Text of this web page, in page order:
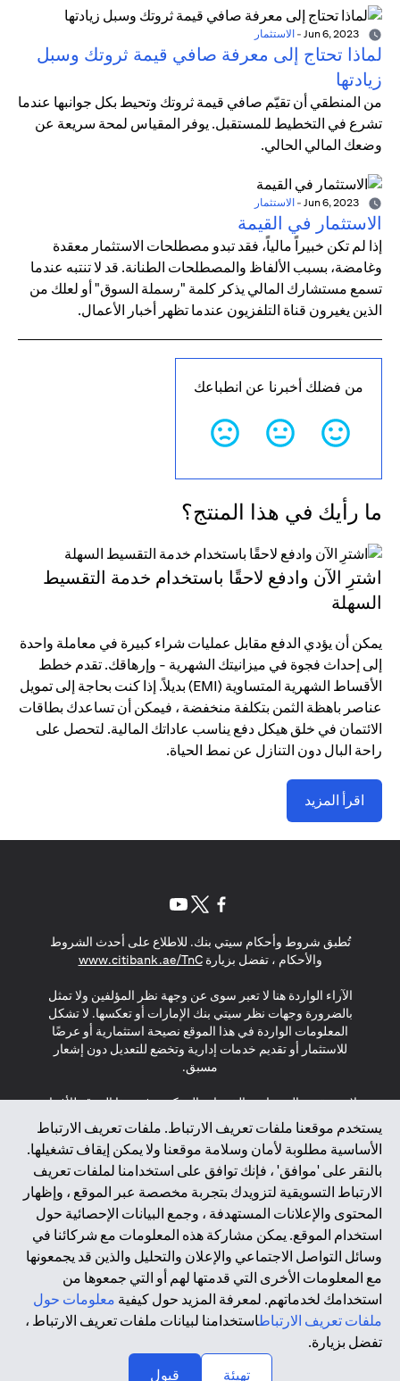
- الاستثمار
لماذا تحتاج إلى معرفة صافي قيمة ثروتك وسبل
زيادتها
من المنطقي أن تقيّم صافي قيمة ثروتك وتحيط بكل جوانبها عندما
تشرع في التخطيط للمستقبل. يوفر المقياس لمحة سريعة عن
وضعك المالي الحالي.
- الاستثمار
الاستثمار في القيمة
إذا لم تكن خبيراً مالياً، فقد تبدو مصطلحات الاستثمار معقدة
وغامضة، بسبب الألفاظ والمصطلحات الطنانة. قد لا تنتبه عندما
تسمع مستشارك المالي يذكر كلمة "رسملة السوق" أو لعلك من
الذين يغيرون قناة التلفزيون عندما تظهر أخبار الأعمال.
من فضلك أخبرنا عن انطباعك
ما رأيك في هذا المنتج؟
اشترِ الآن وادفع لاحقًا باستخدام خدمة التقسيط
السهلة
يمكن أن يؤدي الدفع مقابل عمليات شراء كبيرة في معاملة واحدة
إلى إحداث فجوة في ميزانيتك الشهرية - وإرهاقك. تقدم خطط
الأقساط الشهرية المتساوية (EMI) بديلاً. إذا كنت بحاجة إلى تمويل
عناصر باهظة الثمن بتكلفة منخفضة ، فيمكن أن تساعدك بطاقات
الائتمان في خلق هيكل دفع يناسب عاداتك المالية. لتحصل على
راحة البال دون التنازل عن نمط الحياة.
اقرأ المزيد
يستخدم موقعنا ملفات تعريف الارتباط. ملفات تعريف الارتباط
الأساسية مطلوبة لأمان وسلامة موقعنا ولا يمكن إيقاف تشغيلها.
بالنقر على 'موافق' ، فإنك توافق على استخدامنا لملفات تعريف
الارتباط التسويقية لتزويدك بتجربة مخصصة عبر الموقع ، وإظهار
المحتوى والإعلانات المستهدفة ، وجمع البيانات الإحصائية حول
استخدام الموقع. يمكن مشاركة هذه المعلومات مع شركائنا في
وسائل التواصل الاجتماعي والإعلان والتحليل والذين قد يجمعونها
مع المعلومات الأخرى التي قدمتها لهم أو التي جمعوها من
استخدامك لخدماتهم. لمعرفة المزيد حول كيفية معلومات حول
ملفات تعريف الارتباطاستخدامنا لبيانات ملفات تعريف الارتباط ،
تفضل بزيارة.
تهيئة
قبول
تُطبق شروط وأحكام سيتي بنك. للاطلاع على أحدث الشروط
والأحكام ، تفضل بزيارةwww.citibank.ae/TnC
(opens in a new tab)
الآراء الواردة هنا لا تعبر سوى عن وجهة نظر المؤلفين ولا تمثل
بالضرورة وجهات نظر سيتي بنك الإمارات أو تعكسها. لا تشكل
المعلومات الواردة في هذا الموقع نصيحة استثمارية أو عرضًا
للاستثمار أو تقديم خدمات إدارية وتخضع للتعديل دون إشعار
مسبق.
لا يتم تقديم المنتجات والخدمات المذكورة في هذا الموقع للأفراد
المقيمين في الاتحاد الأوروبي أو المنطقة الاقتصادية الأوروبية أو
سويسرا أو غيرنسي أو جيرسي أو موناكو أو سان مارينو أو
الفاتيكان أو جزيرة مان أو المملكة المتحدة أو خصوصية البيانات
(لائحة حماية البيانات العامة \ قانون حماية البيانات الشخصية
العامة \ قانون خصوصية نيوزيلندا). المحتوى الموجود في هذه
الصفحة ليس ولا ينبغي تفسيره على أنه عرض أو دعوة أو دعوة
لشراء أو بيع أي من المنتجات والخدمات المذكورة هنا لمثل هؤلاء
الأفراد.
*GDPR – اللائحة العامة لحماية البيانات؛ * LGPD – Lei Geral de
Proteção de Dados Pessoais ; *NZPA – قانون الخصوصية
النيوزيلندي
2025 citibank.ae